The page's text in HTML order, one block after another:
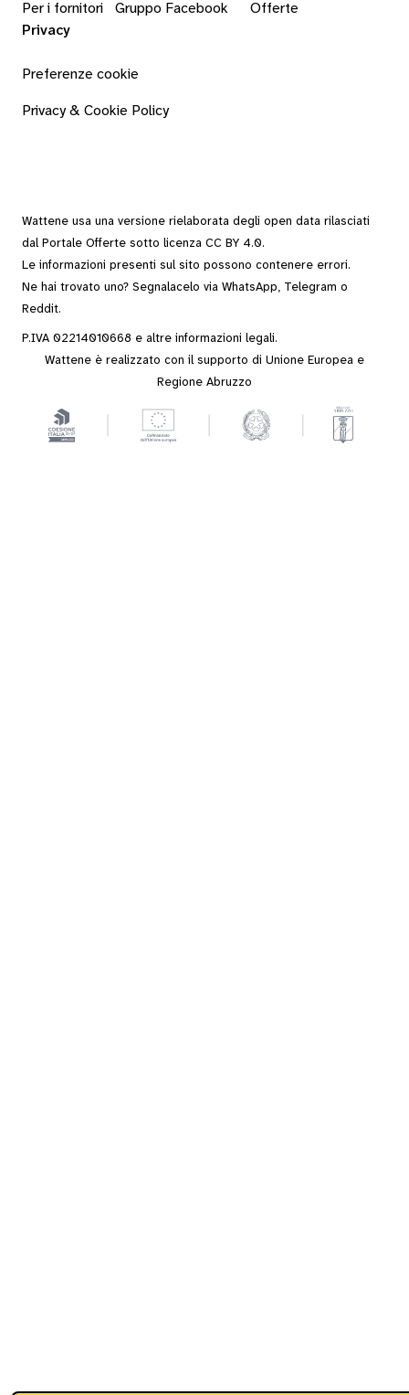
Per i fornitori Gruppo Facebook
Offerte
Privacy
Preferenze cookie
Privacy & Cookie Policy
Wattene usa una versione rielaborata degli open data rilasciati
dal Portale Offerte sotto licenza CC BY 4.0.
Le informazioni presenti sul sito possono contenere errori.
Ne hai trovato uno? Segnalacelo via WhatsApp, Telegram o
Reddit.
P.IVA 02214010668 e altre informazioni legali.
Wattene è realizzato con il supporto di Unione Europea e
Regione Abruzzo